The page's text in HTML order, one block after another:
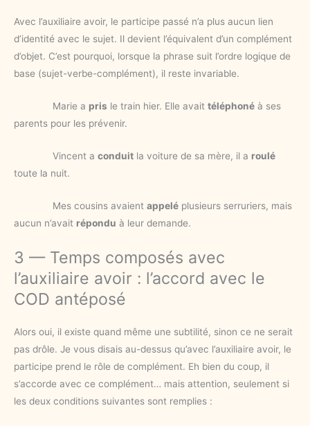
Avec l’auxiliaire avoir, le participe passé n’a plus aucun lien
d’identité avec le sujet. Il devient l’équivalent d’un complément
d’objet. C’est pourquoi, lorsque la phrase suit l’ordre logique de
base (sujet-verbe-complément), il reste invariable.
Marie a pris le train hier. Elle avait téléphoné à ses
parents pour les prévenir.
Vincent a conduit la voiture de sa mère, il a roulé
toute la nuit.
Mes cousins avaient appelé plusieurs serruriers, mais
aucun n’avait répondu à leur demande.
3 — Temps composés avec
l’auxiliaire avoir : l’accord avec le
COD antéposé
Alors oui, il existe quand même une subtilité, sinon ce ne serait
pas drôle. Je vous disais au-dessus qu’avec l’auxiliaire avoir, le
participe prend le rôle de complément. Eh bien du coup, il
s’accorde avec ce complément… mais attention, seulement si
les deux conditions suivantes sont remplies :